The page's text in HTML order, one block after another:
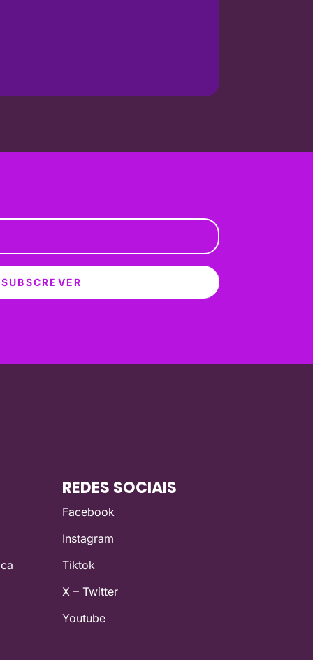
SUBSCREVER
REDES SOCIAIS
Facebook
Instagram
Tiktok
X – Twitter
Youtube